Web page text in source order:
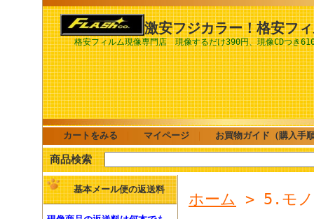
激安フジカラー！格安フ
格安フィルム現像専門店 現像するだけ390円、現像CDつき
カートをみる マイページ お買物ガイド（購入手
商品検索
基本メール便の返送料
ホーム > 5.モ